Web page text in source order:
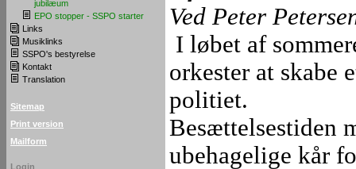
jubilæum
EPO stopper - SSPO starter
Links
Musiklinks
SSPO's bestyrelse
Kontakt
Translation
Sitemap
Print version
Mailform
Login
Ved Peter
I løbet af
orkester at skabe
politiet.
Besættelsestiden
ubehagelige kår